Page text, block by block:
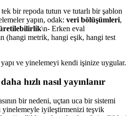
bir repoda tutun ve tutarlı bir şablon
yapın, odak: veri bölüşümleri,
\n- Erken eval
(hangi metrik, hangi eşik, hangi test
ve yinelemeyi kendi işinize uygular.
hızlı nasıl yayınlanır
bir nedeni, uçtan uca bir sistemi
iyileştirmenizi teşvik